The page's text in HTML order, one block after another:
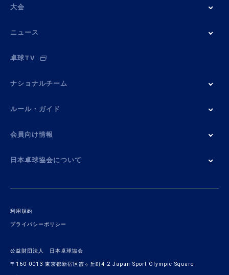
大会
ニュース
卓球TV
ナショナルチーム
ルール・ガイド
会員向け情報
日本卓球協会について
利用規約
プライバシーポリシー
公益財団法人 日本卓球協会
〒160-0013 東京都新宿区霞ヶ丘町4-2 Japan Sport Olympic Square